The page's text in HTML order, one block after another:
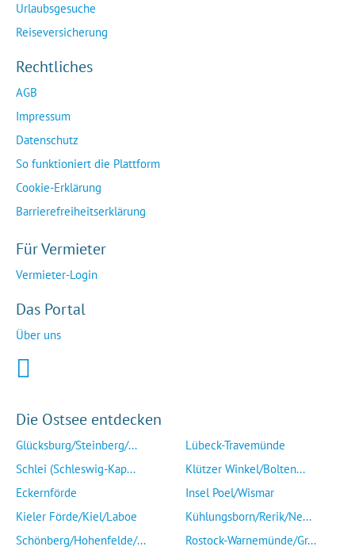
Urlaubsgesuche
Reiseversicherung
Rechtliches
AGB
Impressum
Datenschutz
So funktioniert die Plattform
Cookie-Erklärung
Barrierefreiheitserklärung
Für Vermieter
Vermieter-Login
Das Portal
Über uns
Die Ostsee entdecken
Glücksburg/Steinberg/...
Schlei (Schleswig-Kap...
Eckernförde
Kieler Förde/Kiel/Laboe
Schönberg/Hohenfelde/...
Lübeck-Travemünde
Klützer Winkel/Bolten...
Insel Poel/Wismar
Kühlungsborn/Rerik/Ne...
Rostock-Warnemünde/Gr...